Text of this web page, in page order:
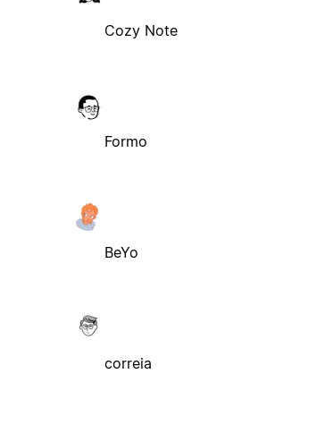
Cozy Note
Formo
BeYo
correia